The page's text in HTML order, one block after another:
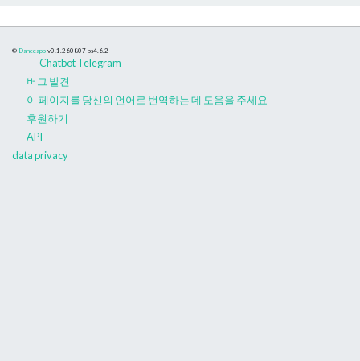
© Danceapp v0.1.260807 bs4.6.2
Chatbot Telegram
버그 발견
이 페이지를 당신의 언어로 번역하는 데 도움을 주세요
후원하기
API
data privacy